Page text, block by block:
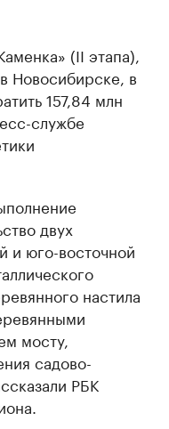
(II этапа),
Новосибирске, в
157,84 млн
службе
двух
и юго-восточной
настила
мосту,
садово-
РБК